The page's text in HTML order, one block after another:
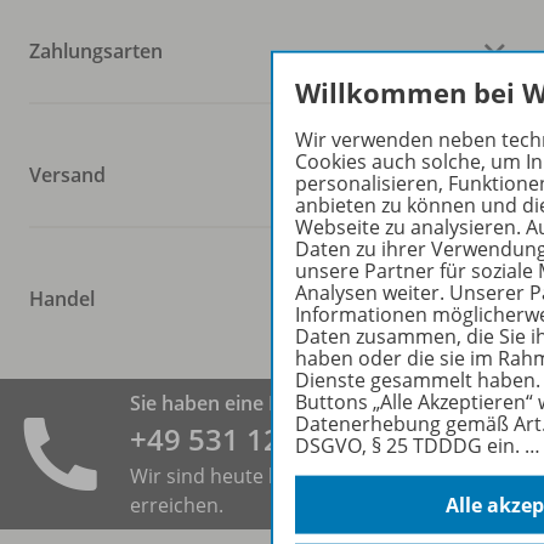
Zahlungsarten
Versand
Handel
Sie haben eine Frage?
+49 531 ­123 25 125
Wir sind heute bis 18:00 Uhr für Sie zu
erreichen.
Willkommen bei
Wir verwenden neben
Cookies auch solche, um
personalisieren,
anbieten zu können und
Webseite zu analysieren.
Daten zu ihrer
unsere Partner für soziale
Analysen weiter. Unserer
Informationen
Daten zusammen, die Sie
haben oder die sie im
Dienste gesammelt
Buttons „Alle Akzeptieren“
Datenerhebung gemäß
DSGVO, § 25 TDDDG ein.
Alle